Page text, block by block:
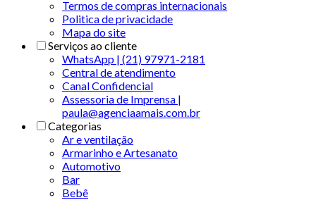
Termos de compras internacionais
Politica de privacidade
Mapa do site
Serviços ao cliente
WhatsApp | (21) 97971-2181
Central de atendimento
Canal Confidencial
Assessoria de Imprensa |
paula@agenciaamais.com.br
Categorias
Ar e ventilação
Armarinho e Artesanato
Automotivo
Bar
Bebê